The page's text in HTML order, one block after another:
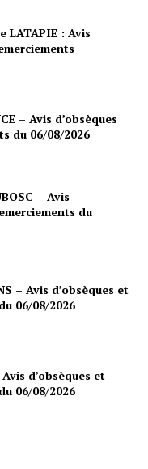
LATAPIE : Avis
– Avis d’obsèques
du 06/08/2026
– Avis
du
– Avis d’obsèques et
06/08/2026
d’obsèques et
06/08/2026